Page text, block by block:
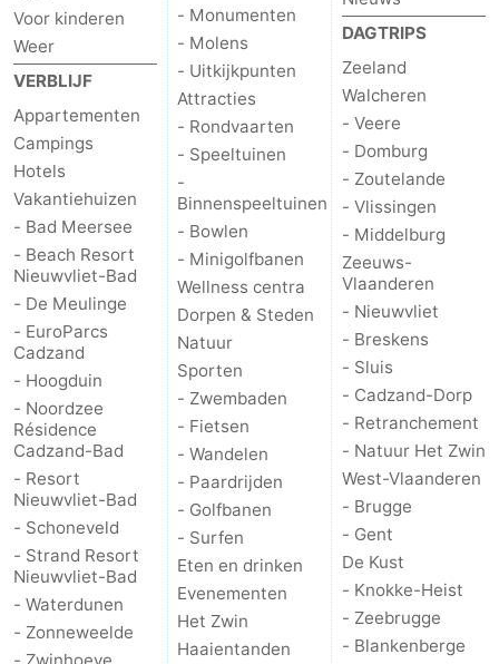
Voor kinderen
Weer
VERBLIJF
Appartementen
Campings
Hotels
Vakantiehuizen
- Bad Meersee
- Beach Resort
Nieuwvliet-Bad
- De Meulinge
- EuroParcs
Cadzand
- Hoogduin
- Noordzee
Résidence
Cadzand-Bad
- Resort
Nieuwvliet-Bad
- Schoneveld
- Strand Resort
Nieuwvliet-Bad
- Waterdunen
- Zonneweelde
- Monumenten
- Molens
- Uitkijkpunten
Attracties
- Rondvaarten
- Speeltuinen
-
Binnenspeeltuinen
- Bowlen
- Minigolfbanen
Wellness centra
Dorpen & Steden
Natuur
Sporten
- Zwembaden
- Fietsen
- Wandelen
- Paardrijden
- Golfbanen
- Surfen
Eten en drinken
Evenementen
Het Zwin
Haaientanden
DAGTRIPS
Zeeland
Walcheren
- Veere
- Domburg
- Zoutelande
- Vlissingen
- Middelburg
Zeeuws-
Vlaanderen
- Nieuwvliet
- Breskens
- Sluis
- Cadzand-Dorp
- Retranchement
- Natuur Het Zwin
West-Vlaanderen
- Brugge
- Gent
De Kust
- Knokke-Heist
- Zeebrugge
- Blankenberge